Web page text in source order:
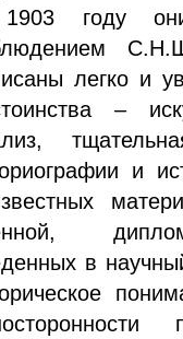
году
легко и
–
и
в